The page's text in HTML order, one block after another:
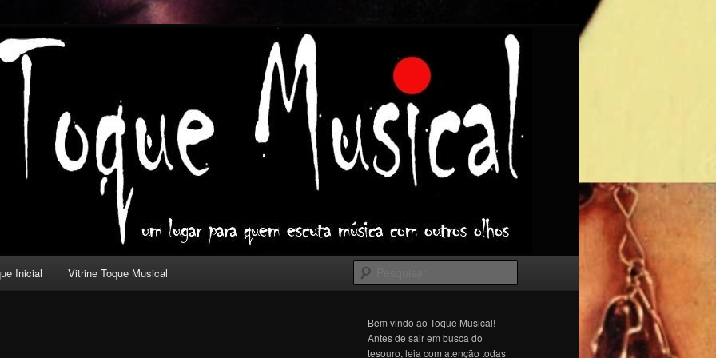
com outros olhos.
Inicial Vitrine Toque Musical
Bem vindo ao Toque Musical!
Antes de sair em busca do
tesouro, leia com atenção todas